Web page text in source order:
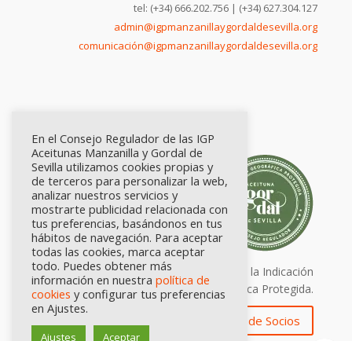
tel: (+34) 666.202.756 | (+34) 627.304.127
admin@igpmanzanillaygordaldesevilla.org
comunicación@igpmanzanillaygordaldesevilla.org
Calidad certificada por Origen. Sellos de la Indicación
Geográfica Protegida.
Zona de Socios
En el Consejo Regulador de las IGP
Aceitunas Manzanilla y Gordal de
Sevilla utilizamos cookies propias y
de terceros para personalizar la web,
analizar nuestros servicios y
mostrarte publicidad relacionada con
tus preferencias, basándonos en tus
hábitos de navegación. Para aceptar
todas las cookies, marca aceptar
todo. Puedes obtener más
información en nuestra política de
cookies y configurar tus preferencias
en Ajustes.
Ajustes Aceptar